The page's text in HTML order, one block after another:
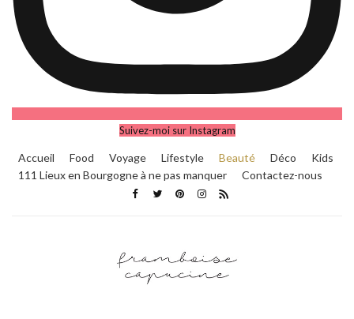
Suivez-moi sur Instagram
Accueil Food Voyage Lifestyle Beauté Déco
Kids
111 Lieux en Bourgogne à ne pas manquer
Contactez-nous